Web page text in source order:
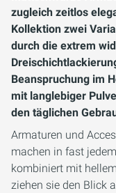
zugleich zeitlos
Kollektion zwei
durch die extrem
Beanspruchung im
mit langlebiger
den täglichen
Armaturen und
machen in fast
kombiniert mit
ziehen sie den Blick